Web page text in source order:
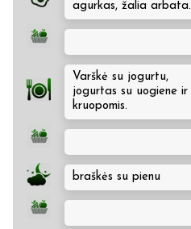
agurkas, žalia arbata.
Varškė su jogurtu,
jogurtas su uogiene ir
kruopomis.
braškės su pienu